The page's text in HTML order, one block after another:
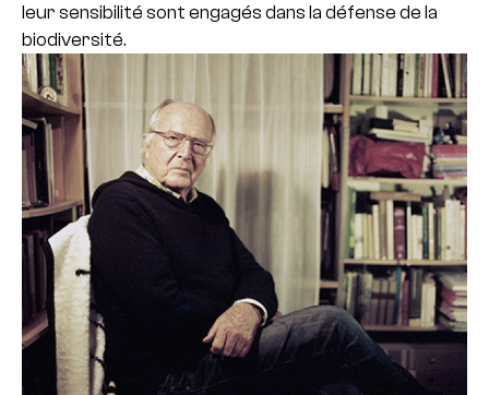
leur sensibilité sont engagés dans la défense de la
biodiversité.